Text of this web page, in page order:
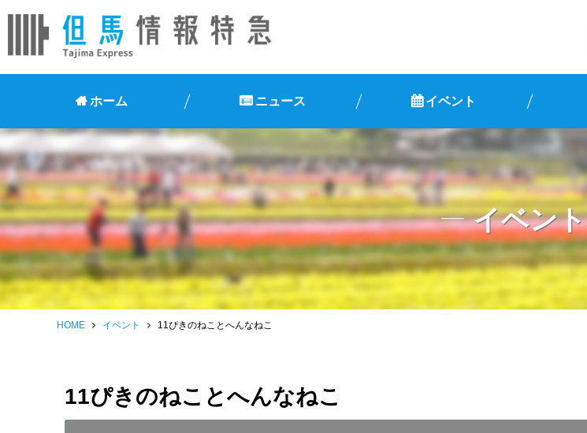
ホーム ニュース イベント
イベント
HOME イベント 11ぴきのねことへんなねこ
11ぴきのねことへんなねこ